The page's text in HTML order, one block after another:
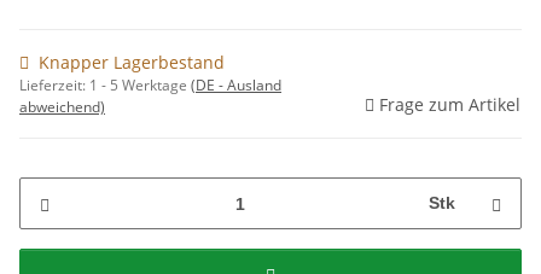
Knapper Lagerbestand
Lieferzeit: 1 - 5 Werktage (DE - Ausland
abweichend)
Frage zum Artikel
Stk